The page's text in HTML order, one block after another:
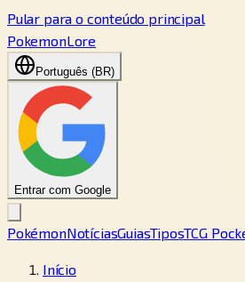
Pular para o conteúdo principal
PokemonLore
Português (BR)
Entrar com Google
PokémonNotíciasGuiasTiposTCG
Início